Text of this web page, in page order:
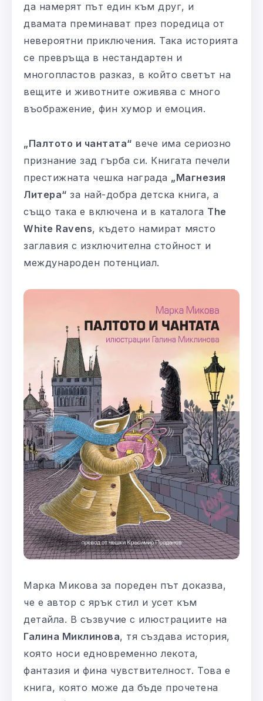
да намерят път един към друг, и
двамата преминават през поредица от
невероятни приключения. Така историята
се превръща в нестандартен и
многопластов разказ, в който светът на
вещите и животните оживява с много
въображение, фин хумор и емоция.
„Палтото и чантата“ вече има сериозно
признание зад гърба си. Книгата печели
престижната чешка награда „Магнезия
Литера“ за най-добра детска книга, а
също така е включена и в каталога The
White Ravens, където намират място
заглавия с изключителна стойност и
международен потенциал.
Марка Микова за пореден път доказва,
че е автор с ярък стил и усет към
детайла. В съзвучие с илюстрациите на
Галина Миклинова, тя създава история,
която носи едновременно лекота,
фантазия и фина чувствителност. Това е
книга, която може да бъде прочетена